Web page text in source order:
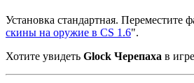
Установка стандартная. Переместите
скины на оружие в CS 1.6".
Хотите увидеть Glock Черепаха в